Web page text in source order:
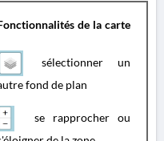
de la carte
sélectionner un
fond de plan
se rapprocher ou